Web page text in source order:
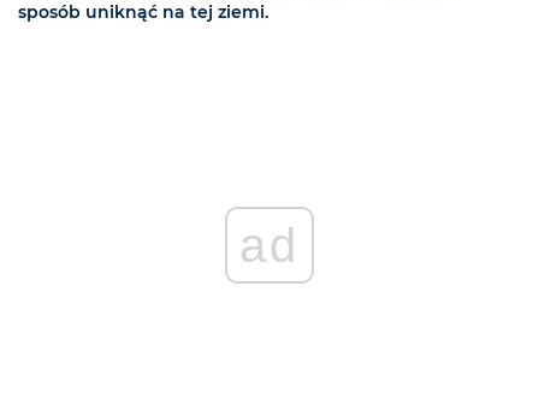
sposób uniknąć na tej ziemi.
ad